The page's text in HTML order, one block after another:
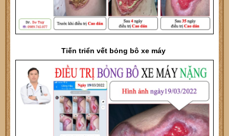
Tiến triển vết bỏng bô xe máy